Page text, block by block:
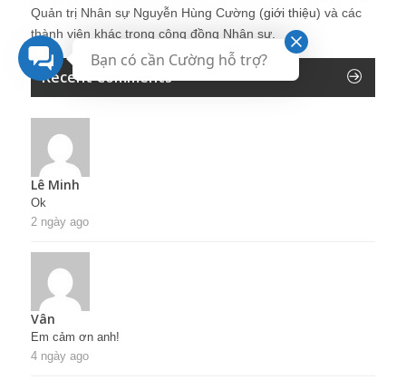
Quản trị Nhân sự Nguyễn Hùng Cường (giới thiệu) và các
thành viên khác trong cộng đồng Nhân sự.
Recent Comments
Lê Minh
Ok
2 ngày ago
Vân
Em cảm ơn anh!
4 ngày ago
Bạn có cần Cường hỗ trợ?